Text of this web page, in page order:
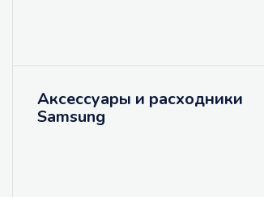
Аксессуары и расходники
Samsung